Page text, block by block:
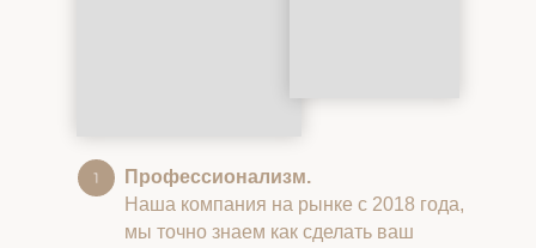
Профессионализм.
Наша компания на рынке с 2018 года,
мы точно знаем как сделать ваш